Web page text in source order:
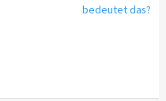
bedeutet das?